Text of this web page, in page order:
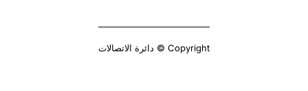
Copyright © دائرة الاتصالات